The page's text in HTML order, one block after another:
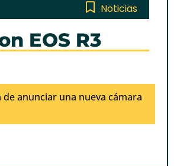
Noticias
EOS R3
de anunciar una nueva cámara